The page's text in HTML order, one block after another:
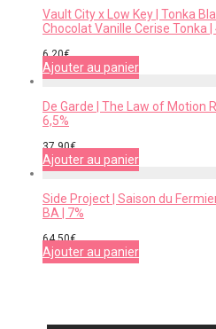
Vault City x Low Key | Tonka
Chocolat Vanille Cerise Tonka |
6,20€
Ajouter au panier
De Garde | The Law of Motion
6,5%
37,90€
Ajouter au panier
Side Project | Saison du
BA | 7%
64,50€
Ajouter au panier